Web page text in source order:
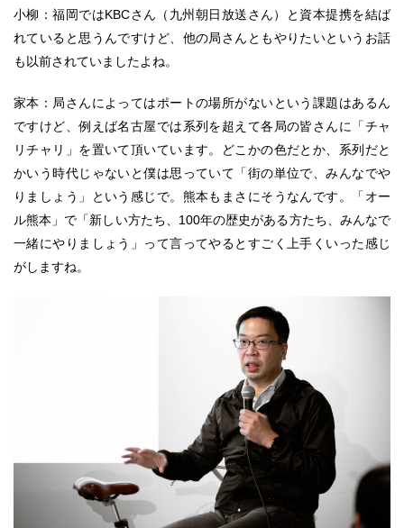
小柳：福岡ではKBCさん（九州朝日放送さん）と資本提携を結ば
れていると思うんですけど、他の局さんともやりたいというお話
も以前されていましたよね。
家本：局さんによってはポートの場所がないという課題はあるん
ですけど、例えば名古屋では系列を超えて各局の皆さんに「チャ
リチャリ」を置いて頂いています。どこかの色だとか、系列だと
かいう時代じゃないと僕は思っていて「街の単位で、みんなでや
りましょう」という感じで。熊本もまさにそうなんです。「オー
ル熊本」で「新しい方たち、100年の歴史がある方たち、みんなで
一緒にやりましょう」って言ってやるとすごく上手くいった感じ
がしますね。